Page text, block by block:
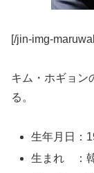
[/jin-img-
キム・ホギョン
る。
生年月日：
生まれ ：